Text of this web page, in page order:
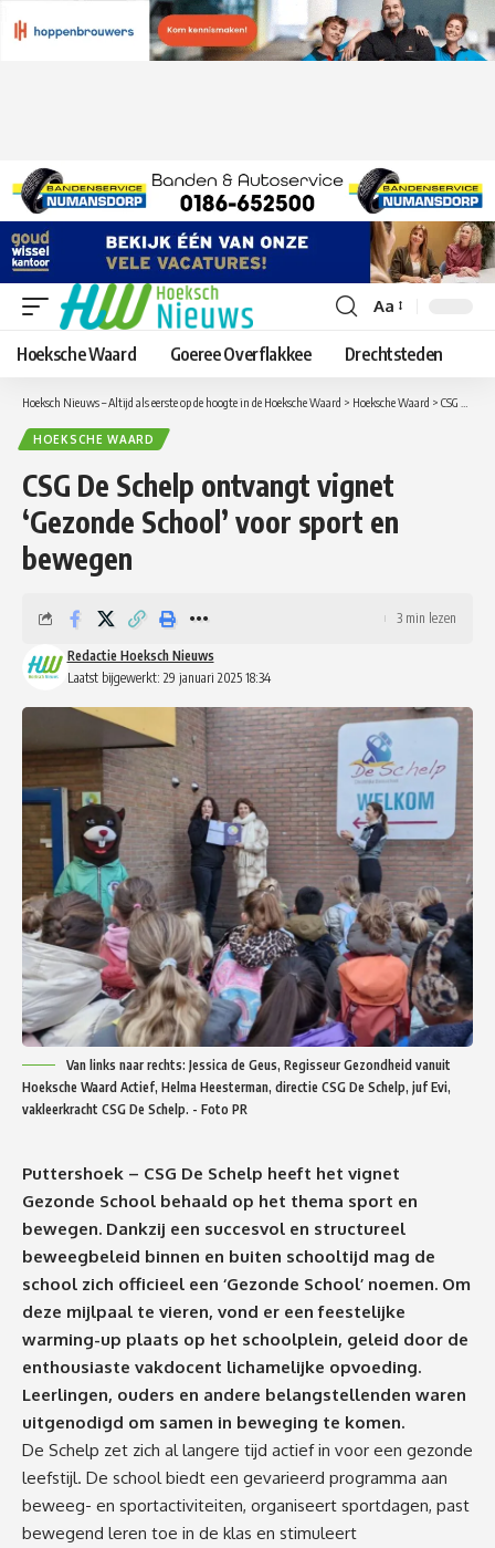
Lettergrootte
aanpassen
Aa
Hoeksche Waard Goeree Overflakkee Drechtsteden
Hoeksch Nieuws – Altijd als eerste op de hoogte in de Hoeksche Waard > Hoeksche Waard > CSG De Schelp ontvangt vignet ‘Gezonde School’ voor sport en bewegen
HOEKSCHE WAARD
CSG De Schelp ontvangt vignet
‘Gezonde School’ voor sport en
bewegen
Laatst bijgewerkt: 29 januari 2025 18:34
Redactie Hoeksch Nieuws
3 min lezen
Van links naar rechts: Jessica de Geus, Regisseur Gezondheid vanuit
Hoeksche Waard Actief, Helma Heesterman, directie CSG De Schelp, juf Evi,
vakleerkracht CSG De Schelp. - Foto PR
Puttershoek – CSG De Schelp heeft het vignet
Gezonde School behaald op het thema sport en
bewegen. Dankzij een succesvol en structureel
beweegbeleid binnen en buiten schooltijd mag de
school zich officieel een ‘Gezonde School’ noemen. Om
deze mijlpaal te vieren, vond er een feestelijke
warming-up plaats op het schoolplein, geleid door de
enthousiaste vakdocent lichamelijke opvoeding.
Leerlingen, ouders en andere belangstellenden waren
uitgenodigd om samen in beweging te komen.
De Schelp zet zich al langere tijd actief in voor een gezonde
leefstijl. De school biedt een gevarieerd programma aan
beweeg- en sportactiviteiten, organiseert sportdagen, past
bewegend leren toe in de klas en stimuleert